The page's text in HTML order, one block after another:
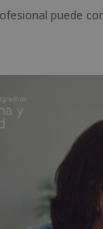
puede